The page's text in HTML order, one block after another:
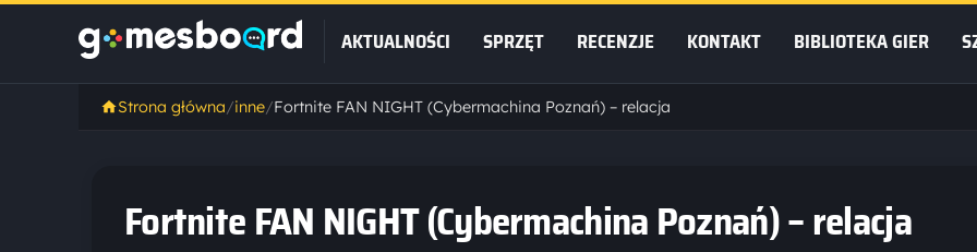
AKTUALNOŚCI SPRZĘT RECENZJE KONTAKT BIBLIOTEKA GIER
Strona główna/inne/Fortnite FAN NIGHT (Cybermachina Poznań) – relacja
Fortnite FAN NIGHT (Cybermachina Poznań) – relacja